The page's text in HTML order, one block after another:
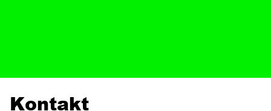
Kontakt